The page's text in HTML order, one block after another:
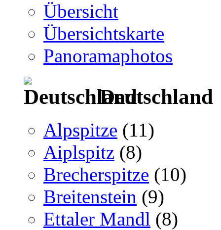
Übersicht
Übersichtskarte
Panoramaphotos
Deutschland
Alpspitze (11)
Aiplspitz (8)
Brecherspitze (10)
Breitenstein (9)
Ettaler Mandl (8)